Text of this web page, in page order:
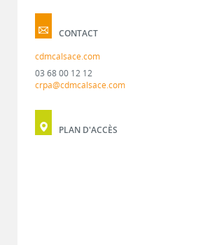
CONTACT
cdmcalsace.com
03 68 00 12 12
crpa@cdmcalsace.com
PLAN D'ACCÈS